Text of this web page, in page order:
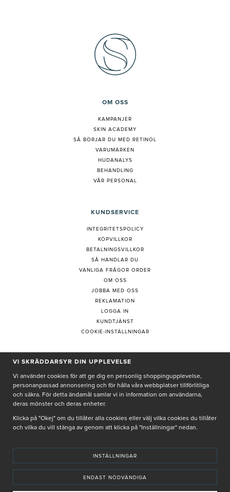
OM OSS
KAMPANJER
SKIN ACADEMY
SÅ BÖRJAR DU MED RETINOL
VARUMÄRKEN
HUDANALYS
BEHANDLING
VÅR PERSONAL
KUNDSERVICE
INTEGRITETSPOLICY
KÖPVILLKOR
BETALNINGSVILLKOR
SÅ HANDLAR DU
VANLIGA FRÅGOR ORDER
OM OSS
JOBBA MED OSS
REKLAMATION
LOGGA IN
KUNDTJÄNST
COOKIE-INSTÄLLNINGAR
PRENUMERERA PÅ NYHETSBREV
Genom att ge min e-post, accepterar jag Seth och Sallyintegritetspolicy
De uppgifter du matar in kommer endast användas till våra nyhetsbrev.
VI SKRÄDDARSYR DIN UPPLEVELSE
Vi använder cookies för att ge dig en personlig shoppingupplevelse,
personanpassad annonsering och för hålla våra webbplatser tillförlitliga
och säkra. För detta ändamål samlar vi in information om användarna,
deras mönster och deras enheter.
Klicka på "Okej" om du tillåter alla cookies eller välj vilka cookies du tillåter
och vilka du vill stänga av genom att klicka på "Inställningar" nedan.
INSTÄLLNINGAR
ENDAST NÖDVÄNDIGA